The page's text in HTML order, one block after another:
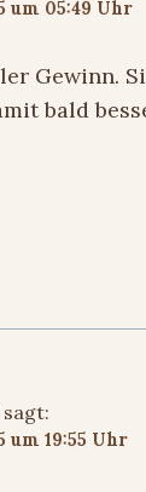
um 05:49 Uhr
Gewinn.
bald
sagt:
um 19:55 Uhr